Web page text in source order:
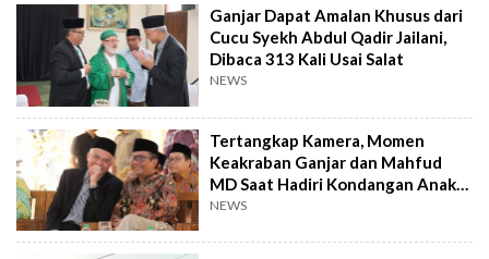
Ganjar Dapat Amalan Khusus dari
Cucu Syekh Abdul Qadir Jailani,
Dibaca 313 Kali Usai Salat
NEWS
Tertangkap Kamera, Momen
Keakraban Ganjar dan Mahfud
MD Saat Hadiri Kondangan Anak
Kyai di Cirebon
NEWS